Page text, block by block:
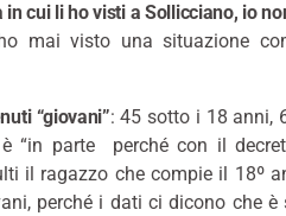
cui li ho visti a Sollicciano, io
mai visto una situazione
“giovani”: 45 sotto i 18 anni,
“in parte perché con il
il ragazzo che compie il 18º
perché i dati ci dicono che è